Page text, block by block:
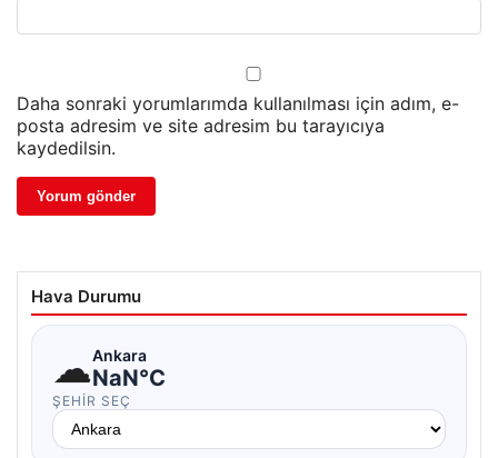
Daha sonraki yorumlarımda kullanılması için adım, e-
posta adresim ve site adresim bu tarayıcıya
kaydedilsin.
Hava Durumu
☁Ankara
NaN°C
ŞEHIR SEÇ